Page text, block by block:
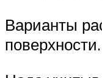
Варианты
поверхности.